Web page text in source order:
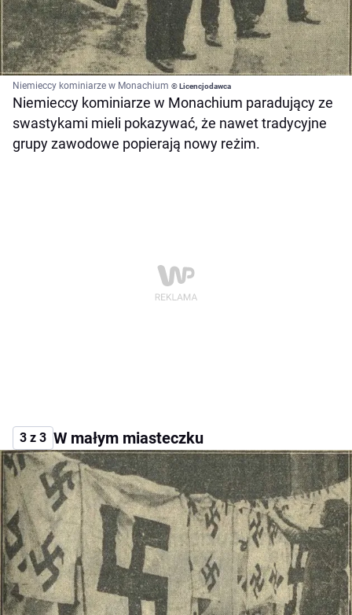
Niemieccy kominiarze w Monachium © Licencjodawca
Niemieccy kominiarze w Monachium paradujący ze
swastykami mieli pokazywać, że nawet tradycyjne
grupy zawodowe popierają nowy reżim.
3 z 3 W małym miasteczku